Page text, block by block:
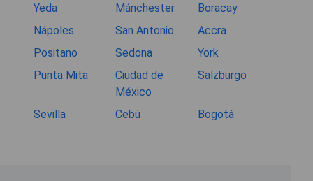
Yeda
Mánchester
Boracay
Nápoles
San Antonio
Accra
Positano
Sedona
York
Punta Mita
Ciudad de
México
Salzburgo
Sevilla Cebú Bogotá